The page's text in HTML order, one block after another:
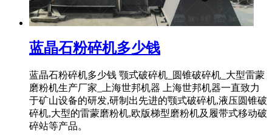
蓝晶石粉碎机多少钱
蓝晶石粉碎机多少钱 颚式破碎机_圆锥破碎机_大型雷蒙
磨粉机生产厂家_上海世邦机器 上海世邦机器一直致力
于矿山设备的研发,研制出先进的颚式破碎机,液压圆锥破
碎机,大型的雷蒙磨粉机,欧版梯型磨粉机及履带式移动破
碎站等产品。